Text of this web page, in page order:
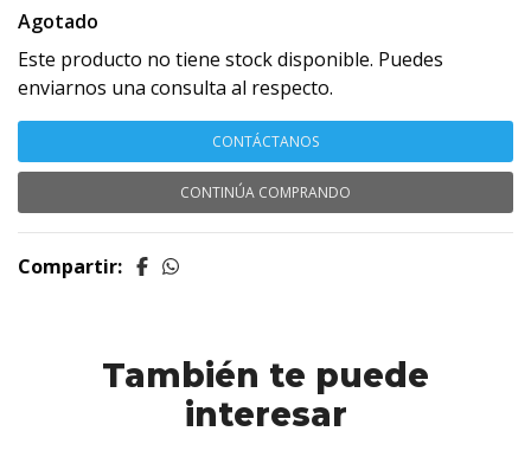
Agotado
Este producto no tiene stock disponible. Puedes
enviarnos una consulta al respecto.
CONTÁCTANOS
CONTINÚA COMPRANDO
Compartir:
También te puede
interesar